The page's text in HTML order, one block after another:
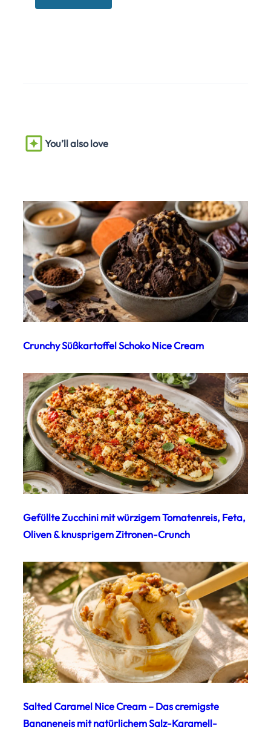
You’ll also love
Crunchy Süßkartoffel Schoko Nice Cream
Gefüllte Zucchini mit würzigem Tomatenreis, Feta,
Oliven & knusprigem Zitronen-Crunch
Salted Caramel Nice Cream – Das cremigste
Bananeneis mit natürlichem Salz-Karamell-